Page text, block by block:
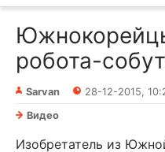
робота-
Sarvan 28-12-2015,
Видео
Изобретатель из